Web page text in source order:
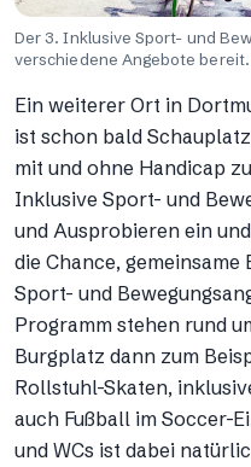
Der 3. Inklusive Sport- und
verschiedene Angebote bereit.
Ein weiterer Ort in
ist schon bald
mit und ohne Handicap
Inklusive Sport- und
und Ausprobieren ein
die Chance,
Sport- und
Programm stehen rund
Burgplatz dann zum
Rollstuhl-Skaten,
auch Fußball im Soccer-
und WCs ist dabei